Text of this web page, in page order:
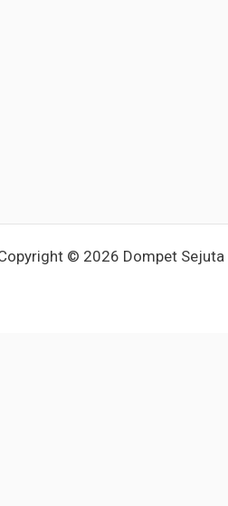
© 2026 Dompet Sejuta